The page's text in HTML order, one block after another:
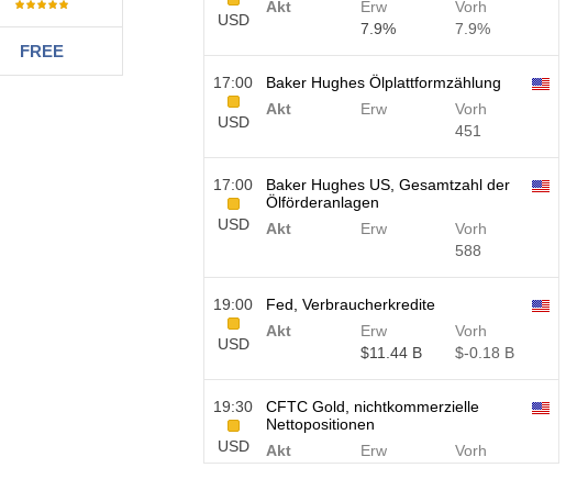
FREE
USD
Akt
Erw
7.9%
Vorh
7.9%
17:00
USD
Baker Hughes Ölplattformzählung
Akt
Erw
Vorh
451
17:00
USD
Baker Hughes US, Gesamtzahl der
Ölförderanlagen
Akt
Erw
Vorh
588
19:00
USD
Fed, Verbraucherkredite
Akt
Erw
$​11.44 B
Vorh
$​-0.18 B
19:30
USD
CFTC Gold, nichtkommerzielle
Nettopositionen
Akt
Erw
Vorh